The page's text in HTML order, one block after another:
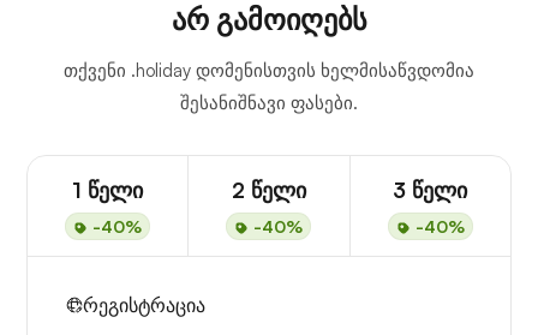
არ გამოიღებს
თქვენი .holiday დომენისთვის ხელმისაწვდომია
შესანიშნავი ფასები.
1 წელი
-40%
2 წელი
-40%
3 წელი
-40%
რეგისტრაცია